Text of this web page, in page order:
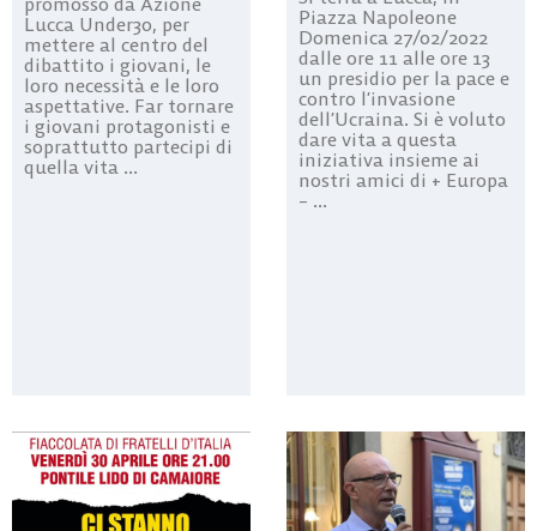
Lucca Under30, per
mettere al centro del
dibattito i giovani, le
loro necessità e le loro
aspettative. Far tornare
i giovani protagonisti e
soprattutto partecipi di
quella vita ...
Piazza Napoleone
Domenica 27/02/2022
dalle ore 11 alle ore 13
un presidio per la pace e
contro l’invasione
dell’Ucraina. Si è voluto
dare vita a questa
iniziativa insieme ai
nostri amici di + Europa
– ...